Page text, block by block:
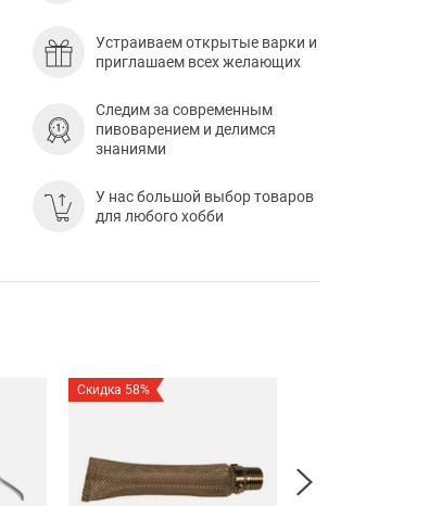
Устраиваем открытые варки и
приглашаем всех желающих
Следим за современным
пивоварением и делимся
знаниями
У нас большой выбор товаров
для любого хобби
Скидка 58%